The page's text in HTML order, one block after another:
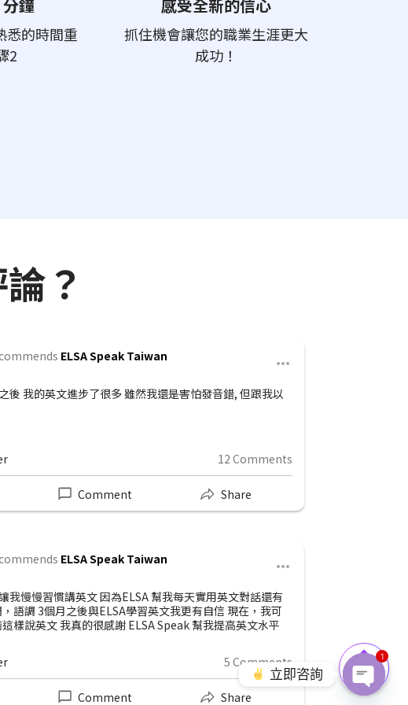
鐘
悉的時間重
2
感受全新的信心
抓住機會讓您的職業生涯更大
成功！
？
ELSA Speak Taiwan
後 我的英文進步了很多 雖然我還是害怕發音錯, 但跟我以
12 Comments
Comment Share
ELSA Speak Taiwan
我慢慢習慣講英文 因為ELSA 幫我每天實用英文對話還有
語調 3個月之後與ELSA學習英文我更有自信 現在，我可
樣說英文 我真的很感謝 ELSA Speak 幫我提高英文水平
5 Comments
Comment Share
You &
立即咨詢
1